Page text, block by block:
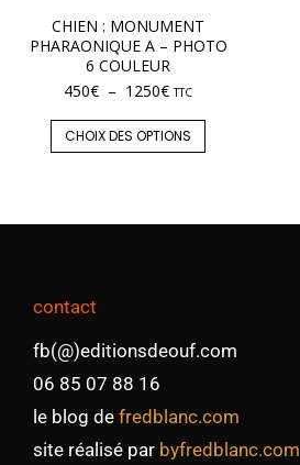
CHIEN : MONUMENT
PHARAONIQUE A – PHOTO
6 COULEUR
450€ – 1250€ TTC
CHOIX DES OPTIONS
contact
fb(@)editionsdeouf.com
06 85 07 88 16
le blog de fredblanc.com
site réalisé par byfredblanc.com